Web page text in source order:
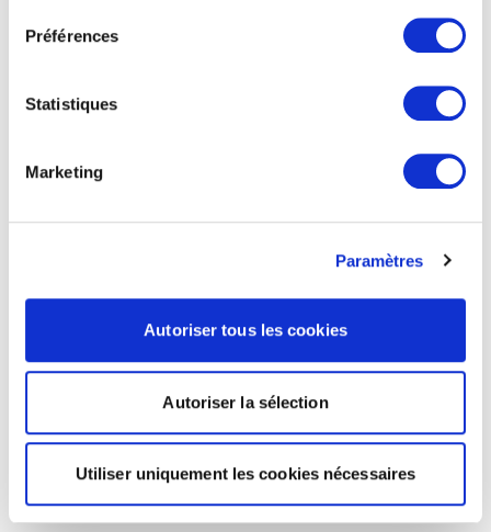
Préférences
Statistiques
Marketing
Paramètres
Autoriser tous les cookies
Autoriser la sélection
Utiliser uniquement les cookies nécessaires